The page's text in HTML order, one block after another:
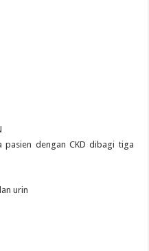
pasien dengan CKD dibagi tiga
urin